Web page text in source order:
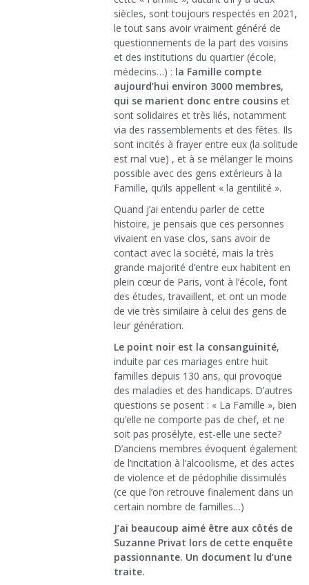
siècles, sont toujours respectés en 2021,
le tout sans avoir vraiment généré de
questionnements de la part des voisins
et des institutions du quartier (école,
médecins…) : la Famille compte
aujourd’hui environ 3000 membres,
qui se marient donc entre cousins et
sont solidaires et très liés, notamment
via des rassemblements et des fêtes. Ils
sont incités à frayer entre eux (la solitude
est mal vue) , et à se mélanger le moins
possible avec des gens extérieurs à la
Famille, qu’ils appellent « la gentilité ».
Quand j’ai entendu parler de cette
histoire, je pensais que ces personnes
vivaient en vase clos, sans avoir de
contact avec la société, mais la très
grande majorité d’entre eux habitent en
plein cœur de Paris, vont à l’école, font
des études, travaillent, et ont un mode
de vie très similaire à celui des gens de
leur génération.
Le point noir est la consanguinité,
induite par ces mariages entre huit
familles depuis 130 ans, qui provoque
des maladies et des handicaps. D’autres
questions se posent : « La Famille », bien
qu’elle ne comporte pas de chef, et ne
soit pas prosélyte, est-elle une secte?
D’anciens membres évoquent également
de l’incitation à l’alcoolisme, et des actes
de violence et de pédophilie dissimulés
(ce que l’on retrouve finalement dans un
certain nombre de familles…)
J’ai beaucoup aimé être aux côtés de
Suzanne Privat lors de cette enquête
passionnante. Un document lu d’une
traite.